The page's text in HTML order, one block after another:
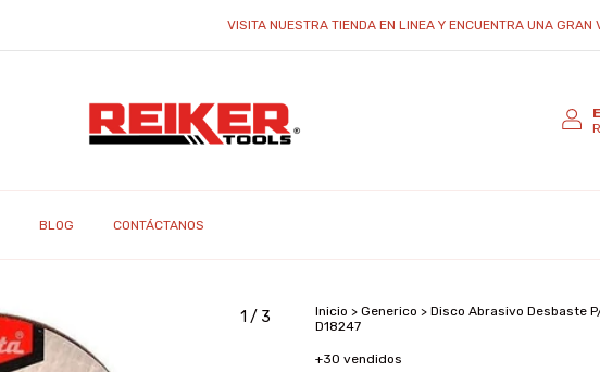
VISITA NUESTRA TIENDA EN LINEA Y ENCUENTRA UNA GRAN
BLOG CONTÁCTANOS
1 / 3 Inicio > Generico > Disco Abrasivo Desbaste
D18247
+30 vendidos